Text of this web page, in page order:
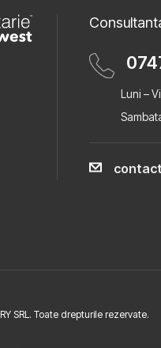
Luni –
SRL. Toate drepturile rezervate.